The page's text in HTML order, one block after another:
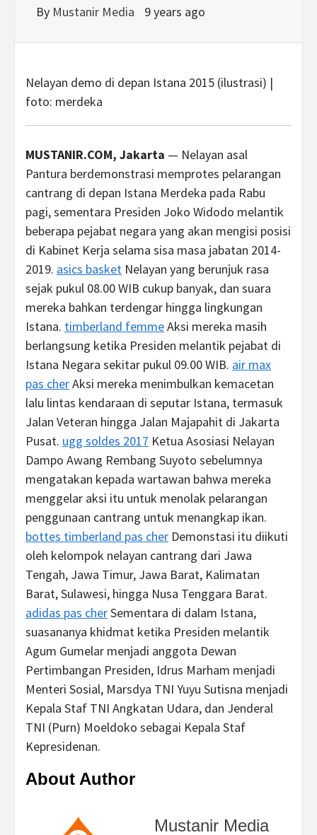
By Mustanir Media 9 years ago
Nelayan demo di depan Istana 2015 (ilustrasi) |
foto: merdeka
MUSTANIR.COM, Jakarta — Nelayan asal
Pantura berdemonstrasi memprotes pelarangan
cantrang di depan Istana Merdeka pada Rabu
pagi, sementara Presiden Joko Widodo melantik
beberapa pejabat negara yang akan mengisi posisi
di Kabinet Kerja selama sisa masa jabatan 2014-
2019. asics basket Nelayan yang berunjuk rasa
sejak pukul 08.00 WIB cukup banyak, dan suara
mereka bahkan terdengar hingga lingkungan
Istana. timberland femmeAksi mereka masih
berlangsung ketika Presiden melantik pejabat di
Istana Negara sekitar pukul 09.00 WIB. air max
pas cherAksi mereka menimbulkan kemacetan
lalu lintas kendaraan di seputar Istana, termasuk
Jalan Veteran hingga Jalan Majapahit di Jakarta
Pusat. ugg soldes 2017 Ketua Asosiasi Nelayan
Dampo Awang Rembang Suyoto sebelumnya
mengatakan kepada wartawan bahwa mereka
menggelar aksi itu untuk menolak pelarangan
penggunaan cantrang untuk menangkap ikan.
bottes timberland pas cher Demonstasi itu diikuti
oleh kelompok nelayan cantrang dari Jawa
Tengah, Jawa Timur, Jawa Barat, Kalimatan
Barat, Sulawesi, hingga Nusa Tenggara Barat.
adidas pas cherSementara di dalam Istana,
suasananya khidmat ketika Presiden melantik
Agum Gumelar menjadi anggota Dewan
Pertimbangan Presiden, Idrus Marham menjadi
Menteri Sosial, Marsdya TNI Yuyu Sutisna menjadi
Kepala Staf TNI Angkatan Udara, dan Jenderal
TNI (Purn) Moeldoko sebagai Kepala Staf
Kepresidenan.
About Author
Mustanir Media